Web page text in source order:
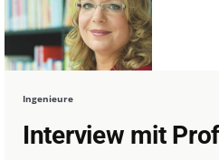
Ingenieure
Interview mit